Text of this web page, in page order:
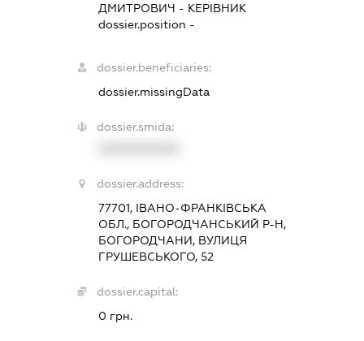
ДМИТРОВИЧ - КЕРІВНИК
dossier.position -
dossier.beneficiaries:
dossier.missingData
dossier.smida:
dossier.address:
77701, ІВАНО-ФРАНКІВСЬКА
ОБЛ., БОГОРОДЧАНСЬКИЙ Р-Н,
БОГОРОДЧАНИ, ВУЛИЦЯ
ГРУШЕВСЬКОГО, 52
dossier.capital:
0 грн.